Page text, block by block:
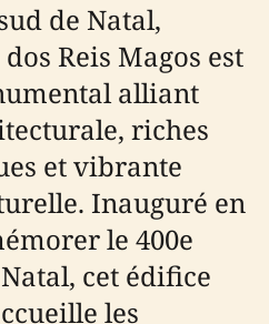
de Natal,
Reis Magos est
alliant
riches
et vibrante
Inauguré en
le 400e
cet édifice
les